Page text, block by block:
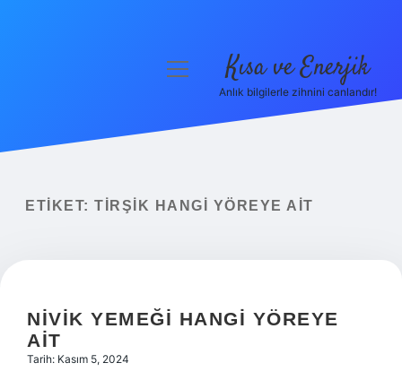
Yasal Uyarı
menüyü
Kısa ve Enerjik
Anlık bilgilerle zihnini canlandır!
ETIKET: TIRŞIK HANGI YÖREYE AIT
NIVIK YEMEĞI HANGI YÖREYE
AIT
Tarih: Kasım 5, 2024